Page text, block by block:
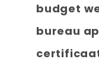
budget
bureau